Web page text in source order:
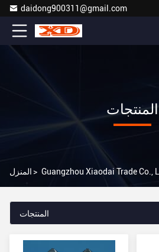
daidong900311@gmail.com
المنتجات
المنزل >
المنتجات